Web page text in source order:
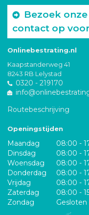
Bezoek
contact op
Onlinebestrating.nl
Kaapstanderweg 41
8243 RB Lelystad
0320 - 219170
Routebeschrijving
Openingstijden
Maandag
08:00 -
Dinsdag
08:00 -
Woensdag
08:00 -
Donderdag
08:00 -
Vrijdag
08:00 -
Zaterdag
08:00 -
Zondag
Gesloten